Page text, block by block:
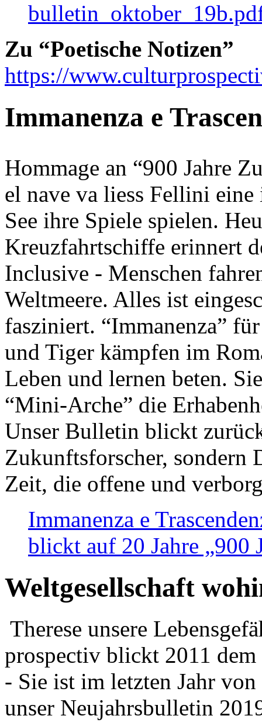
Zu “Poetische Notizen”
https://
Immanenza e
Hommage an “900 Jahre
el nave va liess Fellini
See ihre Spiele spielen.
Kreuzfahrtschiffe erinnert
Inclusive - Menschen
Weltmeere. Alles ist
fasziniert. “Immanenza”
und Tiger kämpfen im
Leben und lernen beten.
“Mini-Arche” die
Unser Bulletin blickt
Zukunftsforscher, sondern
Zeit, die offene und
Immanenza e
blickt auf 20 Jahre „900
Weltgesellschaft
Therese unsere
prospectiv blickt 2011
- Sie ist im letzten Jahr
unser Neujahrsbulletin